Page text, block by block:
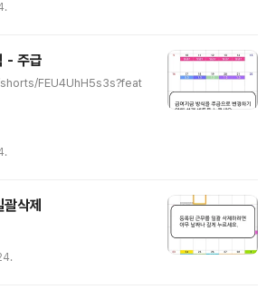
- 주급
FEU4UhH5s3s?feat
삭제